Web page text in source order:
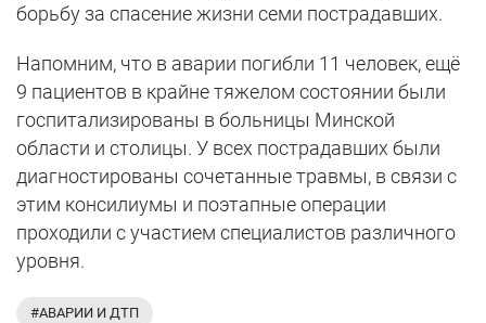
борьбу за спасение жизни семи пострадавших.
Напомним, что в аварии погибли 11 человек, ещё
9 пациентов в крайне тяжелом состоянии были
госпитализированы в больницы Минской
области и столицы. У всех пострадавших были
диагностированы сочетанные травмы, в связи с
этим консилиумы и поэтапные операции
проходили с участием специалистов различного
уровня.
#АВАРИИ И ДТП